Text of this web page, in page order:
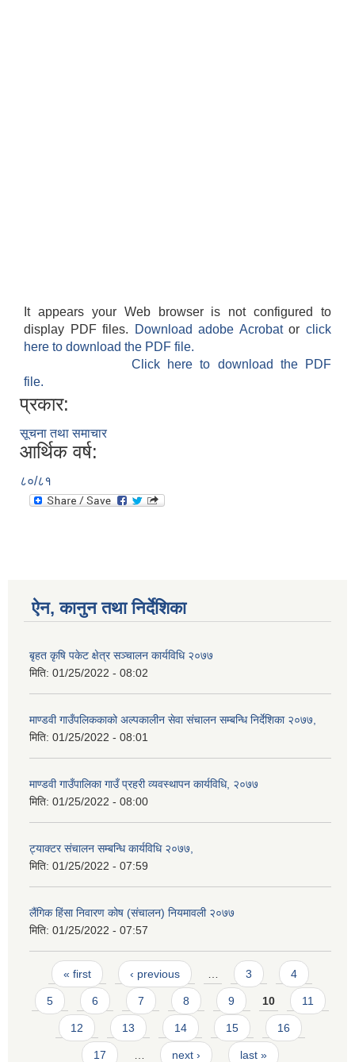
It appears your Web browser is not configured to
display PDF files.
Download adobe Acrobatorclick
here to download the PDF file.
Click here to download the PDF
file.
प्रकार:
सूचना तथा समाचार
आर्थिक वर्ष:
८०/८१
ऐन, कानुन तथा निर्देशिका
बृहत कृषि पकेट क्षेत्र सञ्चालन कार्यविधि २०७७
मिति: 01/25/2022 - 08:02
माण्डवी गाउँपलिककाको अल्पकालीन सेवा संचालन सम्बन्धि निर्देशिका २०७७,
मिति: 01/25/2022 - 08:01
माण्डवी गाउँपालिका गाउँ प्रहरी व्यवस्थापन कार्यविधि, २०७७
मिति: 01/25/2022 - 08:00
ट्याक्टर संचालन सम्बन्धि कार्यविधि २०७७,
मिति: 01/25/2022 - 07:59
लैंगिक हिंसा निवारण कोष (संचालन) नियमावली २०७७
मिति: 01/25/2022 - 07:57
Pages
« first ‹ previous 3 4
5 6 7 8 9 10 11
12 13 14 15 16
17 next › last »